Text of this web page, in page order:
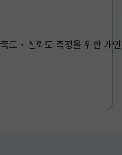
족도‧신뢰도 측정을 위한 개